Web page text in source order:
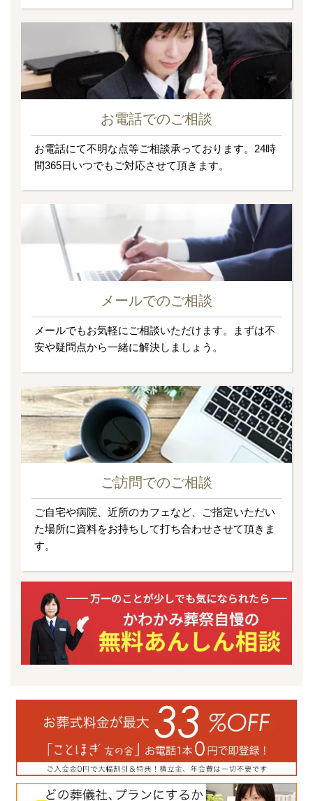
お電話でのご相談
お電話にて不明な点等ご相談承っております。24時
間365日いつでもご対応させて頂きます。
メールでのご相談
メールでもお気軽にご相談いただけます。まずは不
安や疑問点から一緒に解決しましょう。
ご訪問でのご相談
ご自宅や病院、近所のカフェなど、ご指定いただい
た場所に資料をお持ちして打ち合わせさせて頂きま
す。